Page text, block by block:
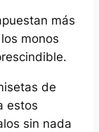
más
monos
de
estos
sin nada